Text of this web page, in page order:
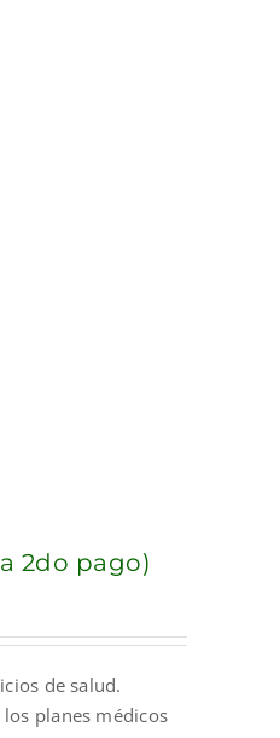
2do pago)
de salud.
planes médicos